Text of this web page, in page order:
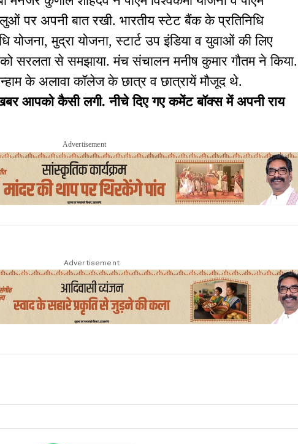
पर अपनी बात रखी. भारतीय स्टेट बैंक के प्रतिनिधि
योजना, मुद्रा योजना, स्टार्ट उप इंडिया व युवाओं की लिए
को सरलता से समझाया. मंच संचालन मनीष कुमार गौतम ने किया.
के अलावा कॉलेज के छात्र व छात्रायें मौजूद थे.
आपको कैसी लगी. नीचे दिए गए कमेंट बॉक्स में अपनी राय
Advertisement
Advertisement